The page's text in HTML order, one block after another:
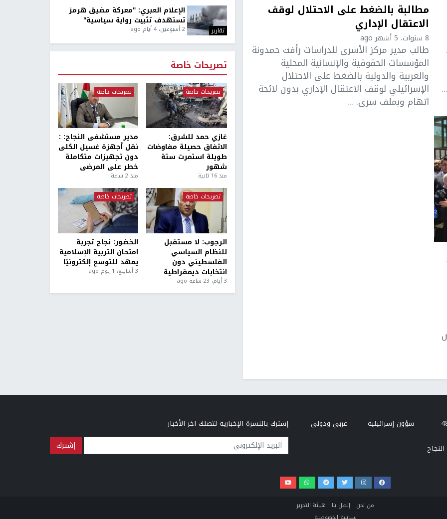
مطالبة بالضغط على الاحتلال لوقف
الاعتقال الإداري
8 سنوات، 5 أشهر ago
طالب مدير مركز الأسرى للدراسات رأفت حمدونة
المؤسسات الحقوقية والإنسانية المحلية
والعربية والدولية بالضغط على الاحتلال
الإسرائيلي لوقف الاعتقال الإداري بدون لائحة
اتهام وبملف سرى. ...
تقارير
الإعلام العبري: "معركة مضيق هرمز
تستهدف تثبيت رواية سياسية"
2 أسبوعين، 4 أيام ago
تصريحات خاصة
تصريحات خاصة
غازي حمد للشرق:
الاتفاق حصيلة مفاوضات
طويلة استمرت ستة
شهور
منذ 16 ثانية
تصريحات خاصة
مدير مستشفى النجاح: :
نقل أجهزة غسيل الكلى
دون تجهيزات متكاملة
خطر على المرضى
منذ 2 ساعة
تصريحات خاصة
الرجوب: لا مستقبل
للنظام السياسي
الفلسطيني دون
انتخابات ديمقراطية
3 أيام، 23 ساعة ago
تصريحات خاصة
الخضور: نجاح تجربة
امتحان التربية الإسلامية
يمهد للتوسع إلكترونيًا
3 أسابيع، 1 يوم ago
شؤون إسرائيلية
عربي ودولي
إشترك بالنشرة الإخبارية لتصلك اخر الأخبار
البريد الإلكتروني
من نحن إتصل بنا
هيئة التحرير